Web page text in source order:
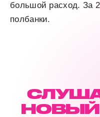
большой расход. За
полбанки.
НОВЫЙ